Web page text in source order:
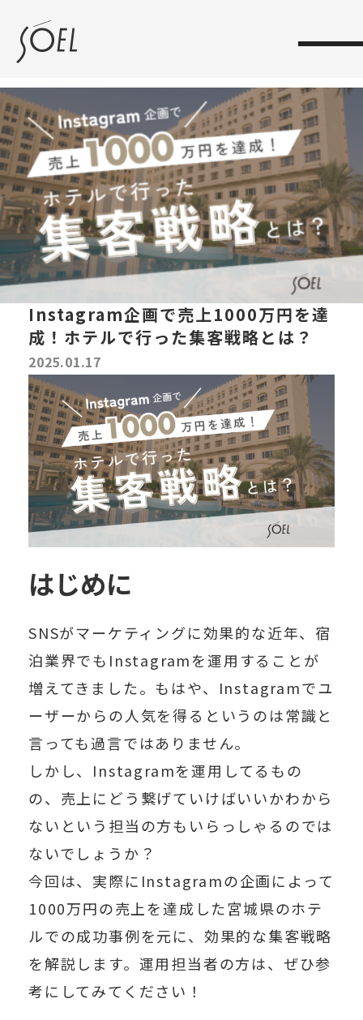
toggle
Instagram企画で売上1000万円を達
成！ホテルで行った集客戦略とは？
2025.01.17
はじめに
SNSがマーケティングに効果的な近年、宿
泊業界でもInstagramを運用することが
増えてきました。もはや、Instagramでユ
ーザーからの人気を得るというのは常識と
言っても過言ではありません。
しかし、Instagramを運用してるもの
の、 売上にどう繋げていけばいいかわから
ない という担当の方もいらっしゃるのでは
ないでしょうか？
今回は、実際に Instagramの企画によって
1000万円の売上を達成 した宮城県のホテ
ルでの成功事例を元に、効果的な集客戦略
を解説します。運用担当者の方は、ぜひ参
考にしてみてください！